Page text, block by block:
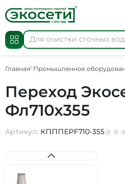
Главная Промышленное
Переход
Фл710х355
Артикул: КПППEPF710-355